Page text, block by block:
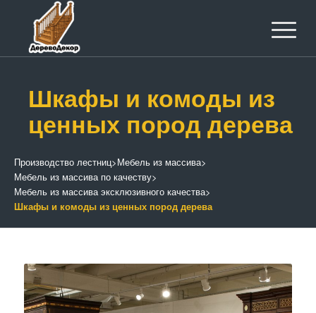
Шкафы и комоды из
ценных пород дерева
Производство лестниц>Мебель из массива>
Мебель из массива по качеству>
Мебель из массива эксклюзивного качества>
Шкафы и комоды из ценных пород дерева